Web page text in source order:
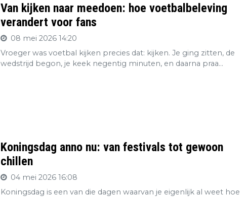
Van kijken naar meedoen: hoe voetbalbeleving
verandert voor fans
08 mei 2026 14:20
Vroeger was voetbal kijken precies dat: kijken. Je ging zitten, de
wedstrijd begon, je keek negentig minuten, en daarna praa...
Koningsdag anno nu: van festivals tot gewoon
chillen
04 mei 2026 16:08
Koningsdag is een van die dagen waarvan je eigenlijk al weet hoe